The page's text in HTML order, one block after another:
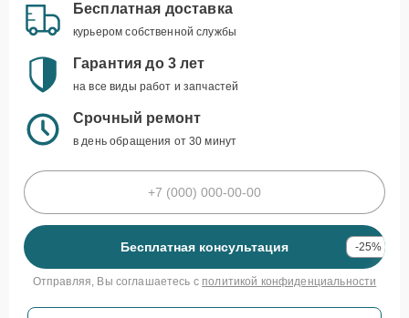
Бесплатная доставка
курьером собственной службы
Гарантия до 3 лет
на все виды работ и запчастей
Срочный ремонт
в день обращения от 30 минут
Бесплатная консультация -25%
Отправляя, Вы соглашаетесь с политикой конфиденциальности